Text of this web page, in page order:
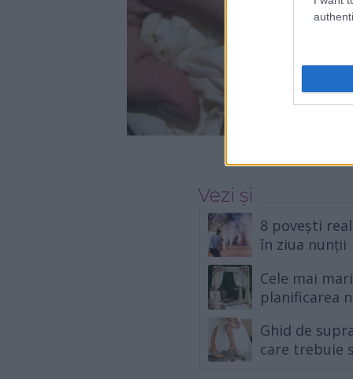
Vezi și
8 povești
în ziua nunții
Cele mai
planificarea
Ghid de
care trebuie